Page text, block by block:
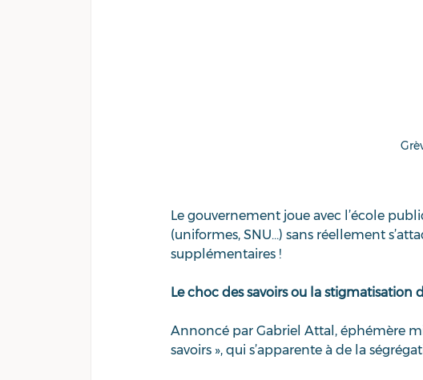
Le gouvernement joue avec l’école
(uniformes, SNU…) sans réellement
supplémentaires !
Le choc des savoirs ou la stigmatisation
Annoncé par Gabriel Attal, éphémère
savoirs », qui s’apparente à de la